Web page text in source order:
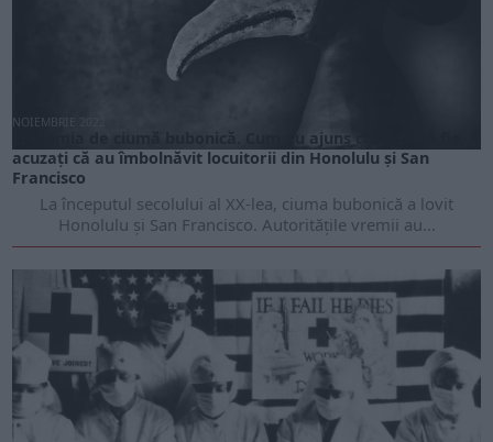
NOIEMBRIE 2022
Epidemia de ciumă bubonică. Cum au ajuns chinezii să fie
acuzați că au îmbolnăvit locuitorii din Honolulu și San
Francisco
La începutul secolului al XX-lea, ciuma bubonică a lovit
Honolulu și San Francisco. Autoritățile vremii au...